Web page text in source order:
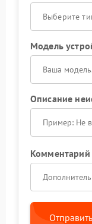
Выберите
Модель
Описание
Комментарий